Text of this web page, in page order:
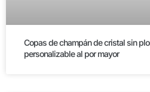
Copas de champán de cristal sin
personalizable al por mayor